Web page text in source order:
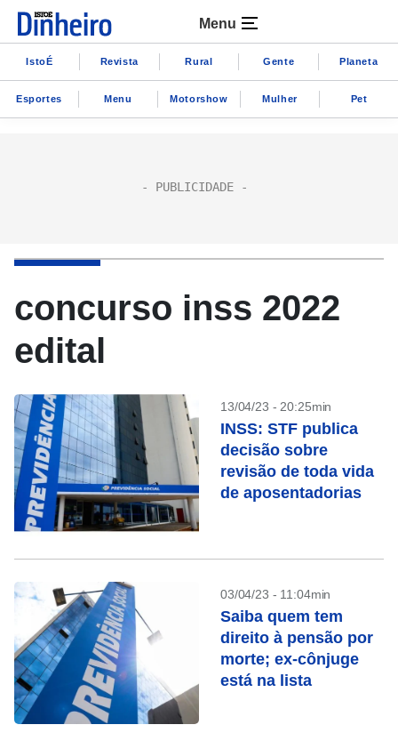
Menu
IstoÉ Revista Rural Gente Planeta
Esportes Menu Motorshow Mulher Pet
concurso inss 2022
edital
13/04/23 - 20:25min
INSS: STF publica
decisão sobre
revisão de toda vida
de aposentadorias
03/04/23 - 11:04min
Saiba quem tem
direito à pensão por
morte; ex-cônjuge
está na lista